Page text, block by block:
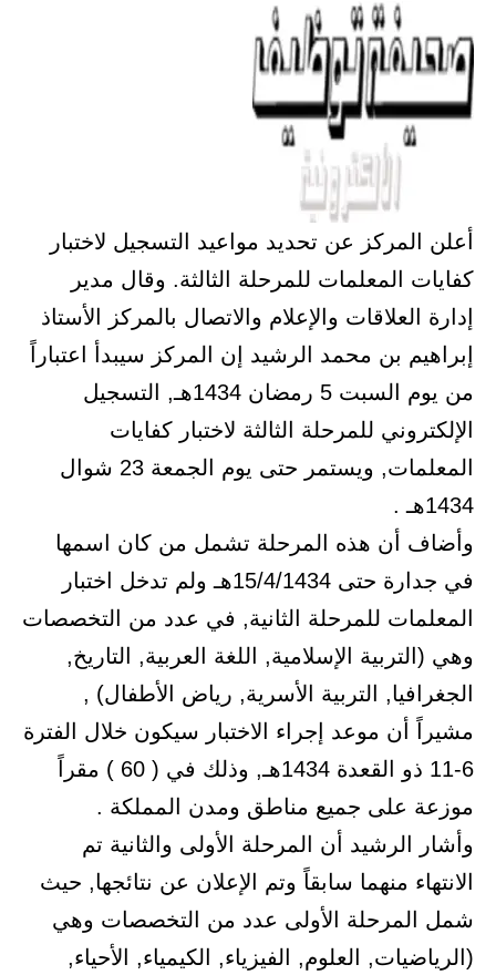
أعلن المركز عن تحديد مواعيد التسجيل لاختبار
كفايات المعلمات للمرحلة الثالثة. وقال مدير
إدارة العلاقات والإعلام والاتصال بالمركز الأستاذ
إبراهيم بن محمد الرشيد إن المركز سيبدأ اعتباراً
من يوم السبت 5 رمضان 1434هـ, التسجيل
الإلكتروني للمرحلة الثالثة لاختبار كفايات
المعلمات, ويستمر حتى يوم الجمعة 23 شوال
1434هـ .
وأضاف أن هذه المرحلة تشمل من كان اسمها
في جدارة حتى 15/4/1434هـ ولم تدخل اختبار
المعلمات للمرحلة الثانية, في عدد من التخصصات
وهي (التربية الإسلامية, اللغة العربية, التاريخ,
الجغرافيا, التربية الأسرية, رياض الأطفال) ,
مشيراً أن موعد إجراء الاختبار سيكون خلال الفترة
6-11 ذو القعدة 1434هـ, وذلك في ( 60 ) مقراً
موزعة على جميع مناطق ومدن المملكة .
وأشار الرشيد أن المرحلة الأولى والثانية تم
الانتهاء منهما سابقاً وتم الإعلان عن نتائجها, حيث
شمل المرحلة الأولى عدد من التخصصات وهي
(الرياضيات, العلوم, الفيزياء, الكيمياء, الأحياء,